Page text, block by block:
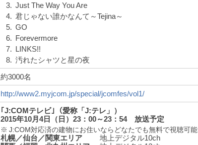
3. Just The Way You Are
4. 君じゃない誰かなんて～Tejina～
5. GO
6. Forevermore
7. LINKS!!
8. 汚れたシャツと星の夜
約3000名
http://www2.myjcom.jp/special/jcomfes/vol1/
｢J:COMテレビ｣（愛称「J:テレ」）
2015年10月4日（日）23：00～23：54 放送予定
※ J:COM対応済の建物にお住いならどなたでも無料で視聴可能
札幌／仙台／関東エリア
地上デジタル10ch